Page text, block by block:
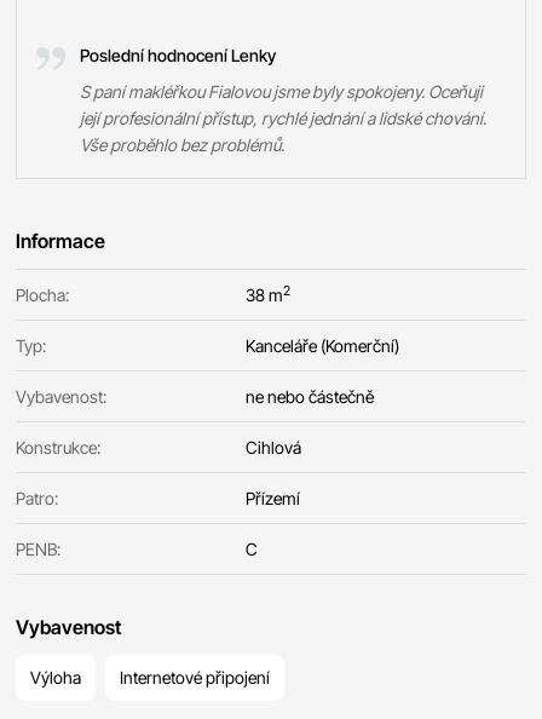
Poslední hodnocení Lenky
S paní makléřkou Fialovou jsme byly spokojeny. Oceňuji
její profesionální přístup, rychlé jednání a lidské chování.
Vše proběhlo bez problémů.
Informace
Plocha: 38 m2
Typ: Kanceláře (Komerční)
Vybavenost: ne nebo částečně
Konstrukce: Cihlová
Patro: Přízemí
PENB: C
Vybavenost
Výloha Internetové připojení